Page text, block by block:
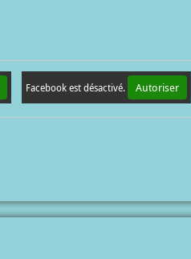
Facebook est désactivé. Autoriser